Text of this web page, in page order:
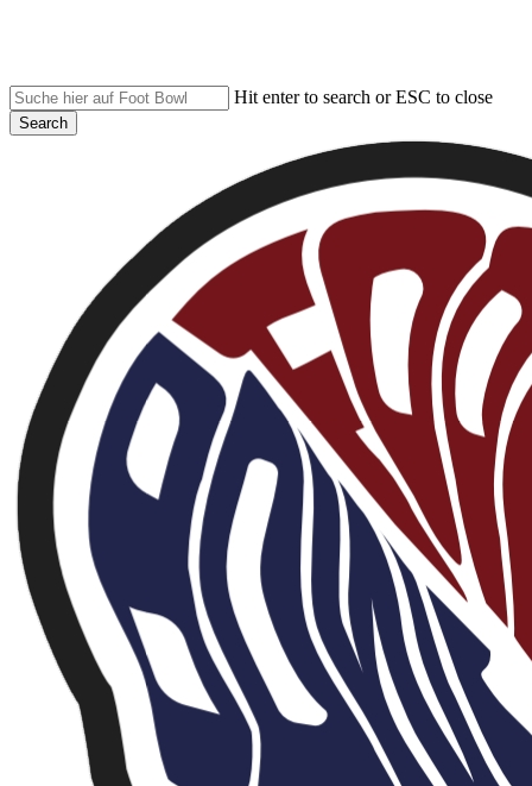
content
Hit enter to search or ESC to close
Search